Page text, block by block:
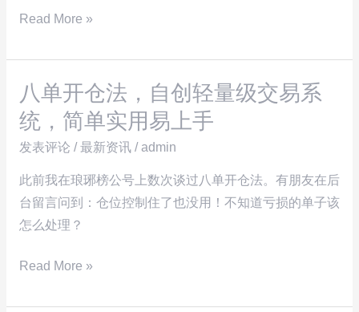
察
反
定
美
元
指
数
继
续
高
Read More »
八单开仓法，自创轻量级交易系
统，简单实用易上手
发表评论 /最新资讯/admin
此前我在琅琊榜公号上数次谈过八单开仓法。有朋友在后
台留言问到：仓位控制住了也没用！不知道亏损的单子该
怎么处理？
八
单
开
仓
法，
自
创
量
Read More »